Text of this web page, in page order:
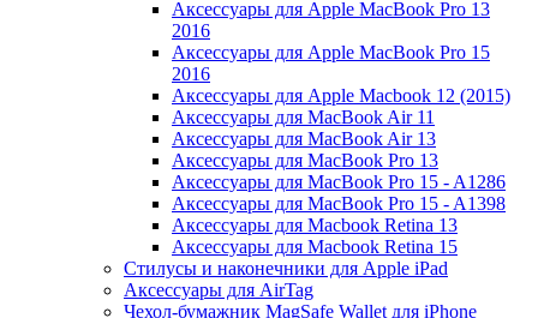
Аксессуары для Apple MacBook Pro 13
2016
Аксессуары для Apple MacBook Pro 15
2016
Аксессуары для Apple Macbook 12 (2015)
Аксессуары для MacBook Air 11
Аксессуары для MacBook Air 13
Аксессуары для MacBook Pro 13
Аксессуары для MacBook Pro 15 - A1286
Аксессуары для MacBook Pro 15 - A1398
Аксессуары для Macbook Retina 13
Аксессуары для Macbook Retina 15
Стилусы и наконечники для Apple iPad
Аксессуары для AirTag
Чехол-бумажник MagSafe Wallet для iPhone